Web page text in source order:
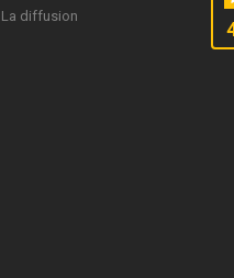
La diffusion